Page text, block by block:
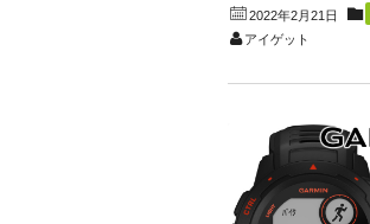
2022年2月21日
アイゲット